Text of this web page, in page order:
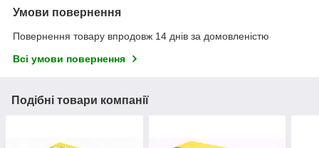
Умови повернення
Повернення товару впродовж 14 днів за домовленістю
Всі умови повернення
Подібні товари компанії